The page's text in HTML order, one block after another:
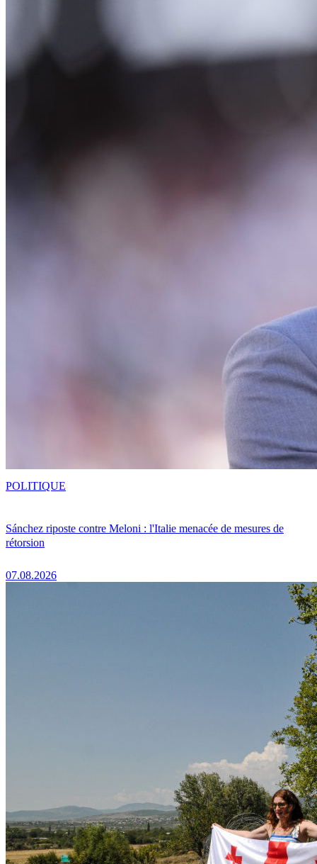
Sánchez riposte contre Meloni : l'Italie menacée de mesures de
rétorsion
07.08.2026
POLITIQUE